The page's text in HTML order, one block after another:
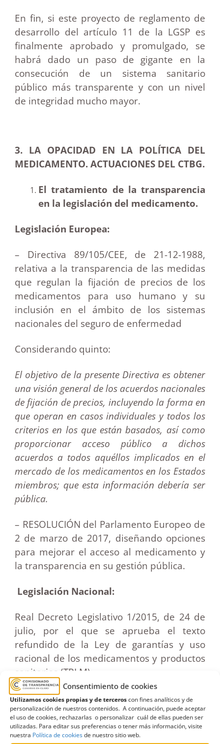
Consentimiento de cookies
Utilizamos cookies propias y de terceroscon fines analíticos y de
personalización de nuestros contenidos. A continuación, puede aceptar
el uso de cookies, rechazarlas o personalizar cuál de ellas pueden ser
utilizadas. Para editar sus preferencias o tener más información, visite
nuestra Política de cookiesde nuestro sitio web.
En fin, si este proyecto de reglamento de
desarrollo del artículo 11 de la LGSP es
finalmente aprobado y promulgado, se
habrá dado un paso de gigante en la
consecución de un sistema sanitario
público más transparente y con un nivel
de integridad mucho mayor.
3. LA OPACIDAD EN LA POLÍTICA DEL
MEDICAMENTO. ACTUACIONES DEL CTBG.
El tratamiento de la transparencia
en la legislación del medicamento.
Legislación Europea:
– Directiva 89/105/CEE, de 21-12-1988,
relativa a la transparencia de las medidas
que regulan la fijación de precios de los
medicamentos para uso humano y su
inclusión en el ámbito de los sistemas
nacionales del seguro de enfermedad
Considerando quinto:
El objetivo de la presente Directiva es obtener
una visión general de los acuerdos nacionales
de fijación de precios, incluyendo la forma en
que operan en casos individuales y todos los
criterios en los que están basados, así como
proporcionar acceso público a dichos
acuerdos a todos aquéllos implicados en el
mercado de los medicamentos en los Estados
miembros; que esta información debería ser
pública.
– RESOLUCIÓN del Parlamento Europeo de
2 de marzo de 2017, diseñando opciones
para mejorar el acceso al medicamento y
la transparencia en su gestión pública.
Legislación Nacional:
Real Decreto Legislativo 1/2015, de 24 de
julio, por el que se aprueba el texto
refundido de la Ley de garantías y uso
racional de los medicamentos y productos
sanitarios (TRLM).
a) Administraciones sanitarias:
Artículo 7:Las administraciones sanitarias
garantizarán la máxima transparencia en los